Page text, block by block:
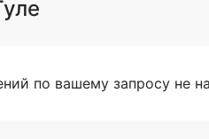
по вашему запросу не